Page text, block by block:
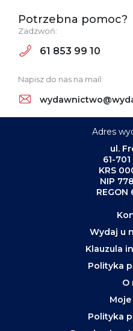
Potrzebna pomoc?
Zadzwoń:
61 853 99 10
Napisz do nas na mail:
Adres
ul.
61-
KRS
NIP
REGON
Wydaj u
Klauzula
Polityka
O
Polityka